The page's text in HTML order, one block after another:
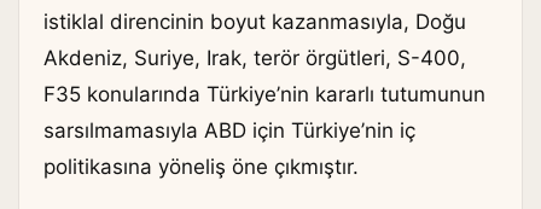
istiklal direncinin boyut kazanmasıyla, Doğu
Akdeniz, Suriye, Irak, terör örgütleri, S-400,
F35 konularında Türkiye’nin kararlı tutumunun
sarsılmamasıyla ABD için Türkiye’nin iç
politikasına yöneliş öne çıkmıştır.